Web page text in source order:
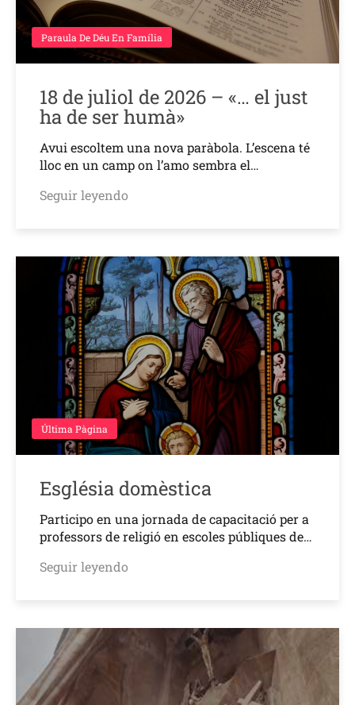
Paraula De Déu En Família
18 de juliol de 2026 – «… el just
ha de ser humà»
Avui escoltem una nova paràbola. L’escena té
lloc en un camp on l’amo sembra el…
Seguir leyendo
Última Pàgina
Església domèstica
Participo en una jornada de capacitació per a
professors de religió en escoles públiques de…
Seguir leyendo